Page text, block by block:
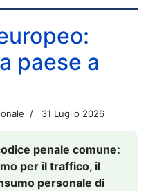
paese a
31 Luglio 2026
penale comune:
per il traffico, il
personale di